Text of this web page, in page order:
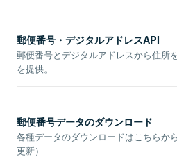
郵便番号・デジタルアドレスAPI
郵便番号とデジタルアドレスから住所
を提供。
郵便番号データのダウンロード
各種データのダウンロードはこちらか
更新）